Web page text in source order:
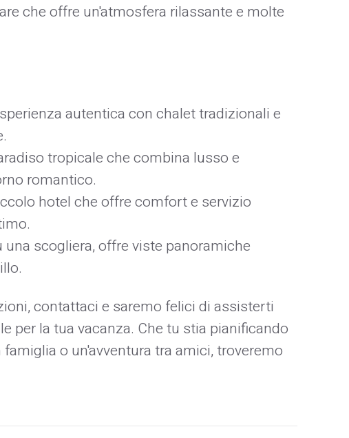
che offre un'atmosfera rilassante e molte
autentica con chalet tradizionali e
tropicale che combina lusso e
romantico.
hotel che offre comfort e servizio
una scogliera, offre viste panoramiche
contattaci e saremo felici di assisterti
per la tua vacanza. Che tu stia pianificando
o un'avventura tra amici, troveremo